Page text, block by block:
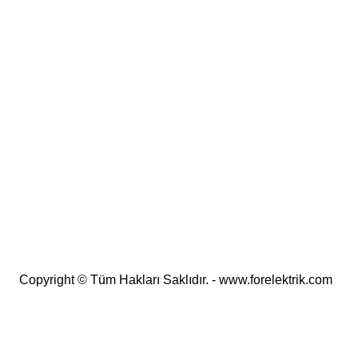
Copyright © Tüm Hakları Saklıdır. - www.forelektrik.com